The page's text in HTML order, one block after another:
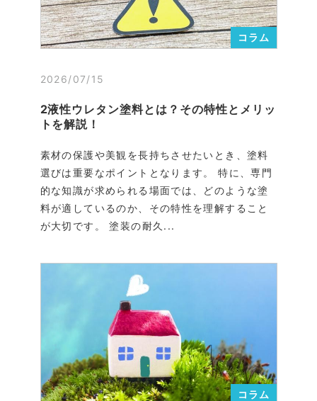
コラム
2026/07/15
2液性ウレタン塗料とは？その特性とメリッ
トを解説！
素材の保護や美観を長持ちさせたいとき、塗料
選びは重要なポイントとなります。 特に、専門
的な知識が求められる場面では、どのような塗
料が適しているのか、その特性を理解すること
が大切です。 塗装の耐久...
コラム